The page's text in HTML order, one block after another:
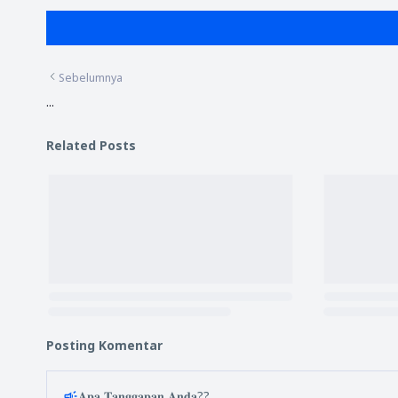
Sebelumnya
...
Related Posts
Posting Komentar